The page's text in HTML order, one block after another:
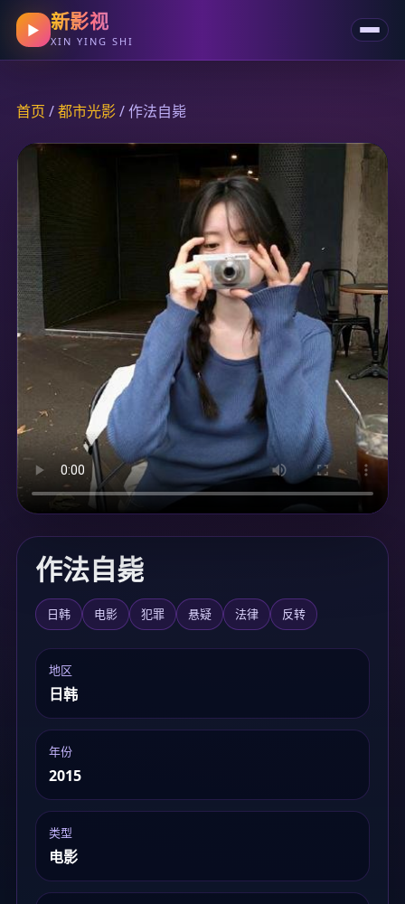
▶ 新影视
XIN YING SHI
首页 /都市光影/ 作法自毙
作法自毙
日韩 电影 犯罪 悬疑 法律 反转
地区
日韩
年份
2015
类型
电影